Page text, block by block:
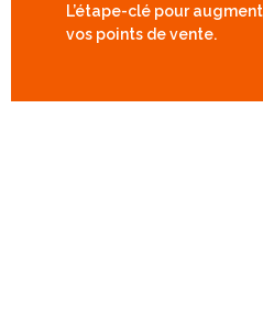
L’étape-clé pour
vos points de vente.